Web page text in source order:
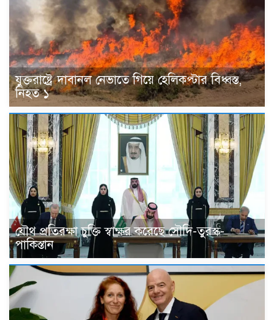
যুক্তরাষ্ট্রে দাবানল নেভাতে গিয়ে হেলিকপ্টার বিধ্বস্ত,
নিহত ১
যৌথ প্রতিরক্ষা চুক্তি স্বাক্ষর করেছে সৌদি-তুরস্ক-
পাকিস্তান